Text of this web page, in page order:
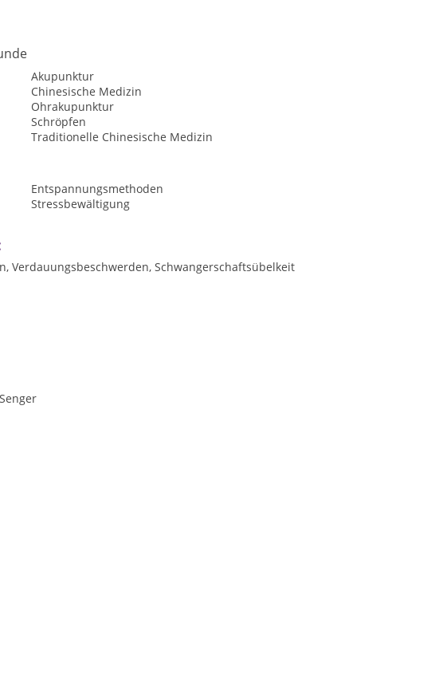
Akupunktur
Chinesische Medizin
Ohrakupunktur
Schröpfen
Traditionelle Chinesische Medizin
Entspannungsmethoden
Stressbewältigung
Verdauungsbeschwerden, Schwangerschaftsübelkeit